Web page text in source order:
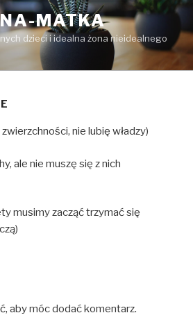
MATKA
dzieci i idealna żona nieidealnego
nie lubię władzy)
ale nie muszę się z nich
musimy zacząć trzymać się
, aby móc dodać komentarz.